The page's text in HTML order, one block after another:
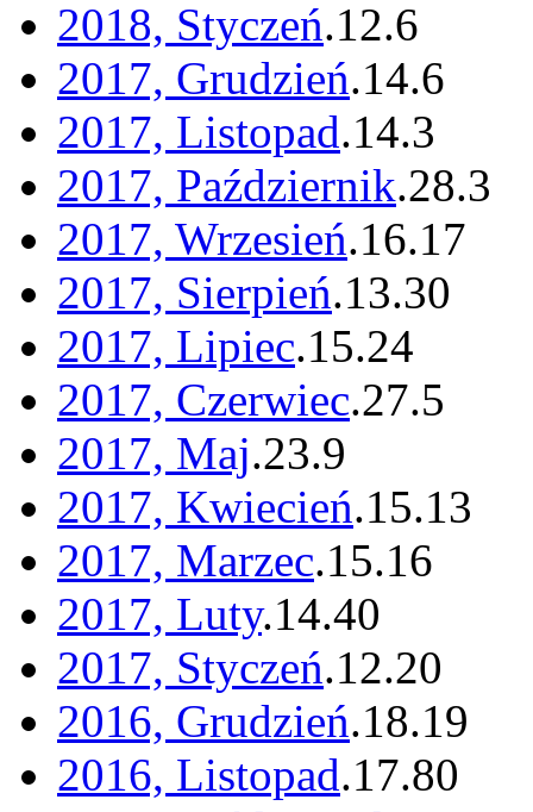
2018, Styczeń.12.6
2017, Grudzień.14.6
2017, Listopad.14.3
2017, Październik.28.3
2017, Wrzesień.16.17
2017, Sierpień.13.30
2017, Lipiec.15.24
2017, Czerwiec.27.5
2017, Maj.23.9
2017, Kwiecień.15.13
2017, Marzec.15.16
2017, Luty.14.40
2017, Styczeń.12.20
2016, Grudzień.18.19
2016, Listopad.17.80